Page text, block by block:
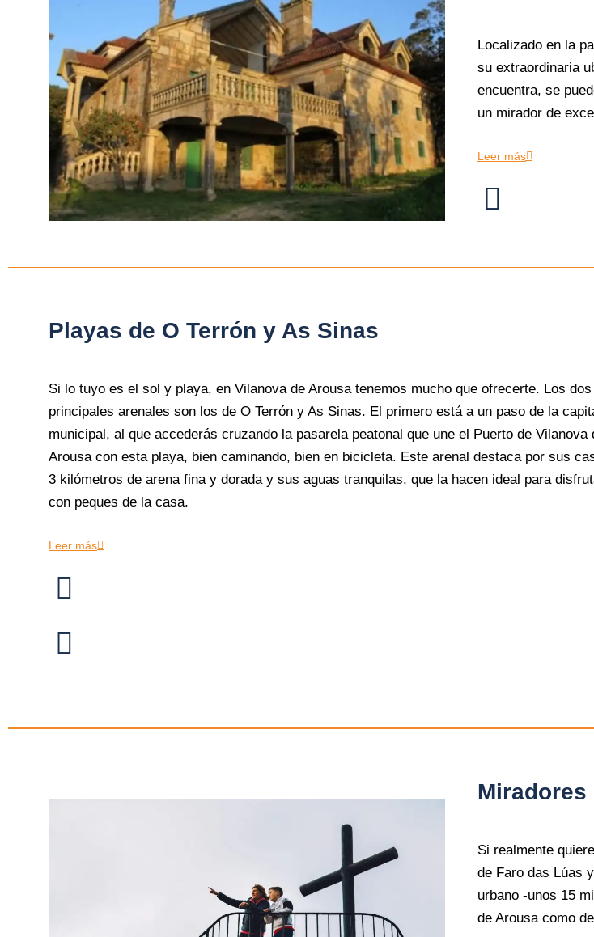
Localizado en la
su extraordinaria
encuentra, se
un mirador de
Leer más
Playas de O Terrón y As Sinas
Si lo tuyo es el sol y playa, en Vilanova de Arousa tenemos mucho que ofrecerte. Los dos
principales arenales son los de O Terrón y As Sinas. El primero está a un paso de la
municipal, al que accederás cruzando la pasarela peatonal que une el Puerto de Vilanova
Arousa con esta playa, bien caminando, bien en bicicleta. Este arenal destaca por sus
3 kilómetros de arena fina y dorada y sus aguas tranquilas, que la hacen ideal para
con peques de la casa.
Leer más
Miradores
Si realmente
de Faro das Lúas
urbano -unos 15
de Arousa como